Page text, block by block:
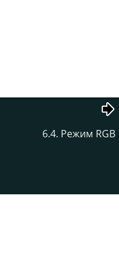
6.4. Режим RGB